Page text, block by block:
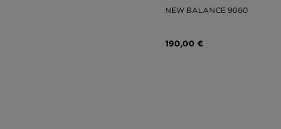
NEW BALANCE 9060
190,00 €